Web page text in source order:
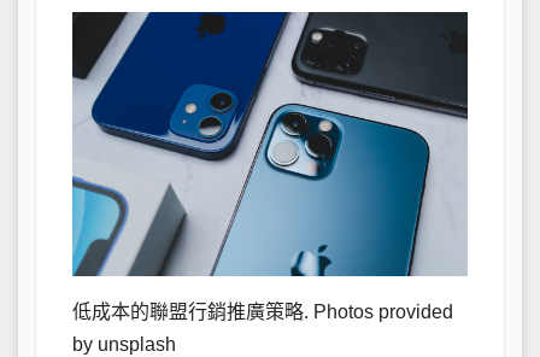
低成本的聯盟行銷推廣策略. Photos provided
by unsplash